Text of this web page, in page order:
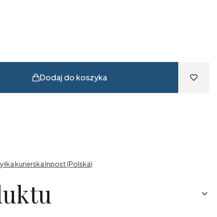
Dodaj do koszyka
kurierska Inpost (Polska)